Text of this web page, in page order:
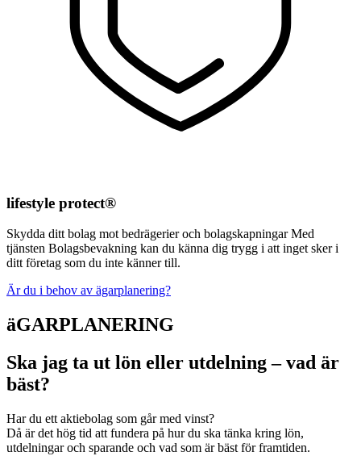
lifestyle­ protect®
Skydda ditt bolag mot bedrägerier och bolagskapningar Med
tjänsten Bolagsbevakning kan du känna dig trygg i att inget sker i
ditt företag som du inte känner till.
Är du i behov av ägarplanering?
äGARPLANERING
Ska jag ta ut lön eller utdelning – vad är
bäst?
Har du ett aktiebolag som går med vinst?
Då är det hög tid att fundera på hur du ska tänka kring lön,
utdelningar och sparande och vad som är bäst för framtiden.